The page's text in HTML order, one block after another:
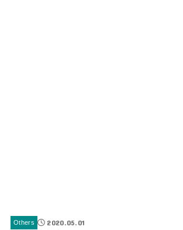
Others 2020.05.01